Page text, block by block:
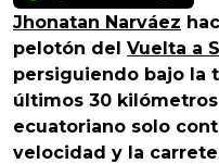
Jhonatan Narváez
pelotón del Vuelta a
persiguiendo bajo la
últimos 30
ecuatoriano solo
velocidad y la